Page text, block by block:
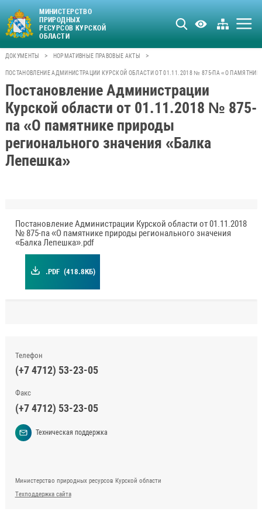
МИНИСТЕРСТВО
ПРИРОДНЫХ
РЕСУРСОВ КУРСКОЙ
ОБЛАСТИ
ДОКУМЕНТЫ > НОРМАТИВНЫЕ ПРАВОВЫЕ АКТЫ >
ПОСТАНОВЛЕНИЕ АДМИНИСТРАЦИИ КУРСКОЙ ОБЛАСТИ ОТ 01.11.2018 № 875-ПА «О
Постановление Администрации
Курской области от 01.11.2018 № 875-
па «О памятнике природы
регионального значения «Балка
Лепешка»
Постановление Администрации Курской области от 01.11.2018
№ 875-па «О памятнике природы регионального значения
«Балка Лепешка».pdf
.PDF (418.8КБ)
Телефон
(+7 4712) 53-23-05
Факс
(+7 4712) 53-23-05
Техническая поддержка
Министерство природных ресурсов Курской области
Техподдержка сайта